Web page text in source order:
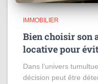
IMMOBILIER
Bien choisir son
locative pour
Dans l’univers
décision peut être